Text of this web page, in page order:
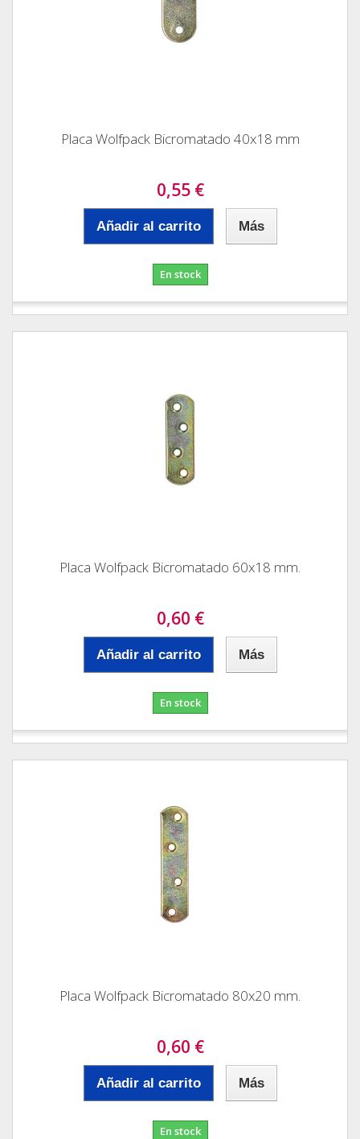
Placa Wolfpack Bicromatado 40x18 mm
0,55 €
Añadir al carrito Más
En stock
Placa Wolfpack Bicromatado 60x18 mm.
0,60 €
Añadir al carrito Más
En stock
Placa Wolfpack Bicromatado 80x20 mm.
0,60 €
Añadir al carrito Más
En stock